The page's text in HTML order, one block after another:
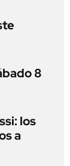
8
los
a